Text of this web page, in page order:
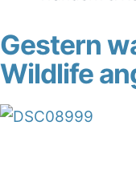
Gestern
Wildlife